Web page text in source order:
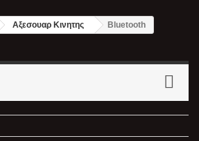
Αξεσουαρ Κινητης Bluetooth